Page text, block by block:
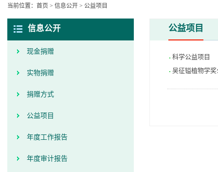
当前位置： 首页 > 信息公开 > 公益项目
信息公开
现金捐赠
实物捐赠
捐赠方式
公益项目
年度工作报告
年度审计报告
公益项目
科学公益项目
吴征镒植物学